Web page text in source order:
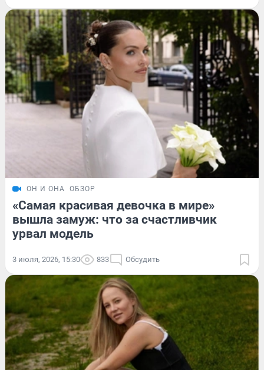
ОН И ОНА ОБЗОР
«Самая красивая девочка в мире»
вышла замуж: что за счастливчик
урвал модель
3 июля, 2026, 15:30 833 Обсудить